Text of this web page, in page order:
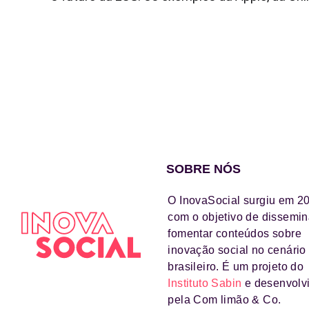
SOBRE NÓS
O InovaSocial surgiu em
com o objetivo de
fomentar conteúdos sobre
inovação social no cenário
brasileiro. É um projeto do
Instituto Sabin e
pela Com limão & Co.